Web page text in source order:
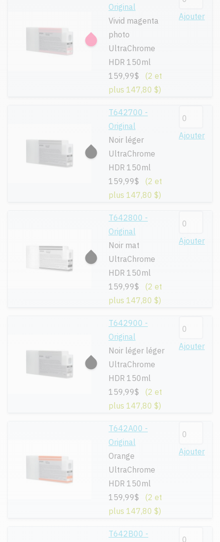
Original
Vivid magenta
photo
UltraChrome
HDR 150ml
159,99$
(2 et
plus 147,80 $)
Ajouter
T642700 -
Original
Noir léger
UltraChrome
HDR 150ml
159,99$
(2 et
plus 147,80 $)
Ajouter
T642800 -
Original
Noir mat
UltraChrome
HDR 150ml
159,99$
(2 et
plus 147,80 $)
Ajouter
T642900 -
Original
Noir léger léger
UltraChrome
HDR 150ml
159,99$
(2 et
plus 147,80 $)
Ajouter
T642A00 -
Original
Orange
UltraChrome
HDR 150ml
159,99$
(2 et
plus 147,80 $)
Ajouter
T642B00 -